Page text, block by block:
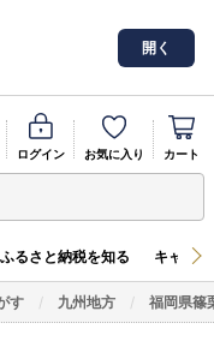
開く
ログイン お気に入り カート
ふるさと納税を知る キャン
す 九州地方 福岡県篠